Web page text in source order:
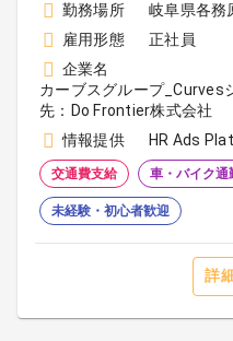
勤務場所
岐阜県各務
雇用形態
正社員
企業名
カーブスグループ
先：Do Frontier株式会社
情報提供
HR Ads
交通費支給 車・バイク通
未経験・初心者歓迎
詳